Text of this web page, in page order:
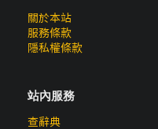
關於本站
服務條款
隱私權條款
站內服務
查辭典